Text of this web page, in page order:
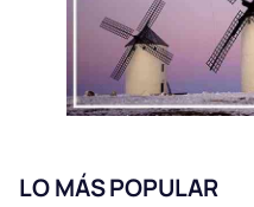
LO MÁS POPULAR